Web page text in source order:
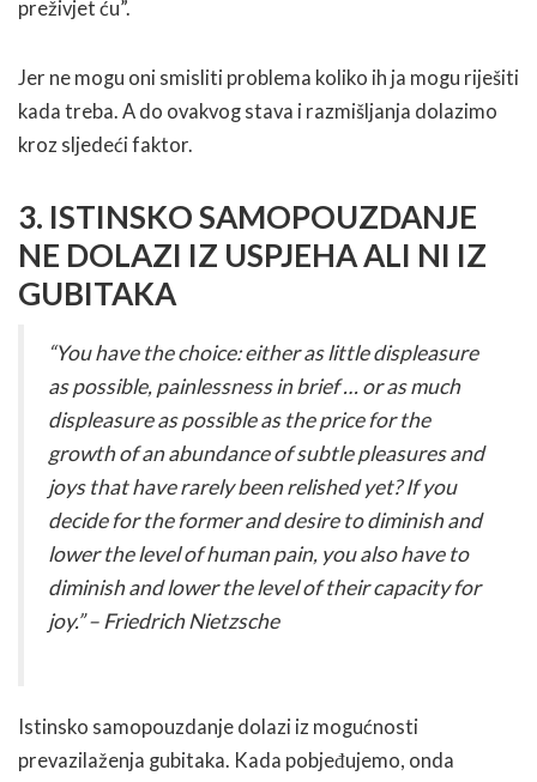
preživjet ću”.
Jer ne mogu oni smisliti problema koliko ih ja mogu riješiti
kada treba. A do ovakvog stava i razmišljanja dolazimo
kroz sljedeći faktor.
3. ISTINSKO SAMOPOUZDANJE
NE DOLAZI IZ USPJEHA ALI NI IZ
GUBITAKA
“You have the choice: either as little displeasure
as possible, painlessness in brief … or as much
displeasure as possible as the price for the
growth of an abundance of subtle pleasures and
joys that have rarely been relished yet? If you
decide for the former and desire to diminish and
lower the level of human pain, you also have to
diminish and lower the level of their capacity for
joy.” – Friedrich Nietzsche
Istinsko samopouzdanje dolazi iz mogućnosti
prevazilaženja gubitaka. Kada pobjeđujemo, onda